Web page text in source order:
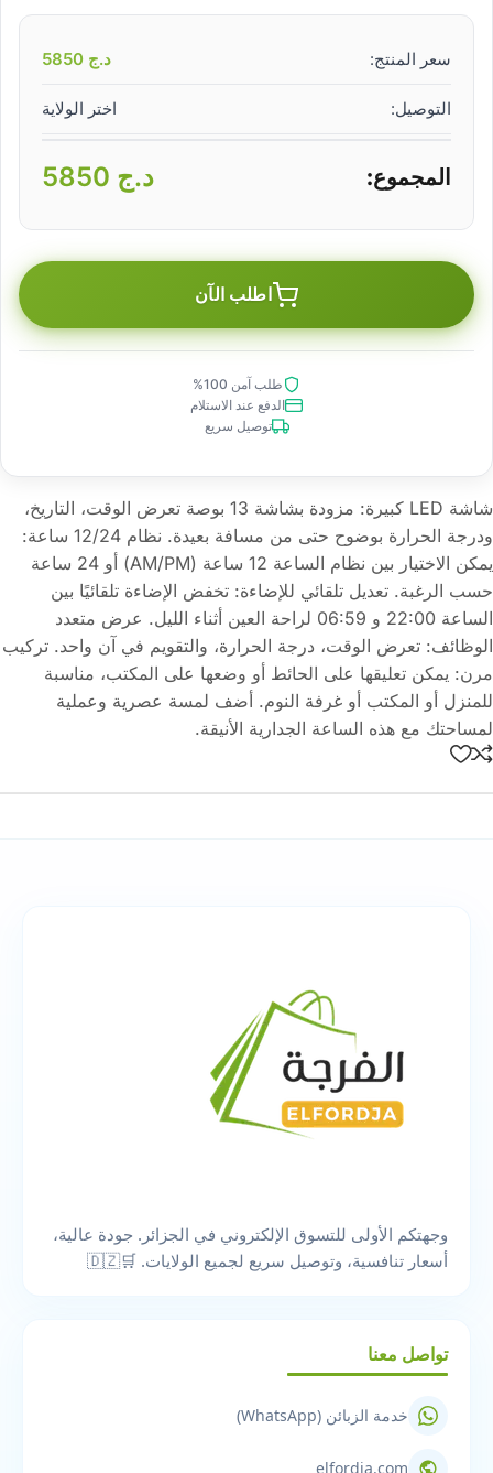
سعر المنتج: د.ج
التوصيل: اختر الولاية
المجموع: د.ج
اطلب الآن
طلب آمن 100%
الدفع عند الاستلام
توصيل سريع
شاشة LED كبيرة: مزودة بشاشة 13 بوصة تعرض الوقت، التاريخ،
ودرجة الحرارة بوضوح حتى من مسافة بعيدة. نظام 12/24 ساعة:
يمكن الاختيار بين نظام الساعة 12 ساعة (AM/PM) أو 24 ساعة
حسب الرغبة. تعديل تلقائي للإضاءة: تخفض الإضاءة تلقائيًا بين
الساعة 22:00 و 06:59 لراحة العين أثناء الليل. عرض متعدد
الوظائف: تعرض الوقت، درجة الحرارة، والتقويم في آن واحد. تركيب
مرن: يمكن تعليقها على الحائط أو وضعها على المكتب، مناسبة
للمنزل أو المكتب أو غرفة النوم. أضف لمسة عصرية وعملية
لمساحتك مع هذه الساعة الجدارية الأنيقة.
وجهتكم الأولى للتسوق الإلكتروني في الجزائر. جودة عالية،
أسعار تنافسية، وتوصيل سريع لجميع الولايات. 🛒🇩🇿
تواصل معنا
خدمة الزبائن (WhatsApp)
elfordja.com